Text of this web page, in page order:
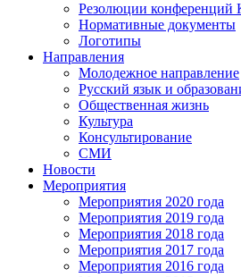
Резолюции
Нормативные документы
Логотипы
Направления
Молодежное направление
Русский язык и
Общественная жизнь
Культура
Консультирование
СМИ
Новости
Мероприятия
Мероприятия 2020 года
Мероприятия 2019 года
Мероприятия 2018 годa
Мероприятия 2017 года
Мероприятия 2016 года